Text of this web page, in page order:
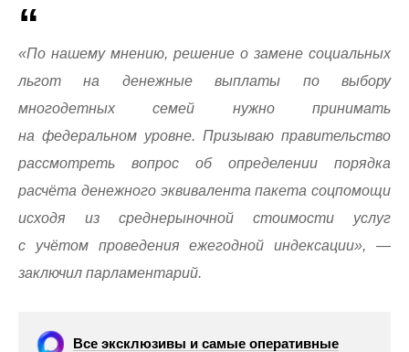
«По нашему мнению, решение о замене социальных
льгот на денежные выплаты по выбору
многодетных семей нужно принимать
на федеральном уровне. Призываю правительство
рассмотреть вопрос об определении порядка
расчёта денежного эквивалента пакета соцпомощи
исходя из среднерыночной стоимости услуг
с учётом проведения ежегодной индексации», —
заключил парламентарий.
Все эксклюзивы и самые оперативные